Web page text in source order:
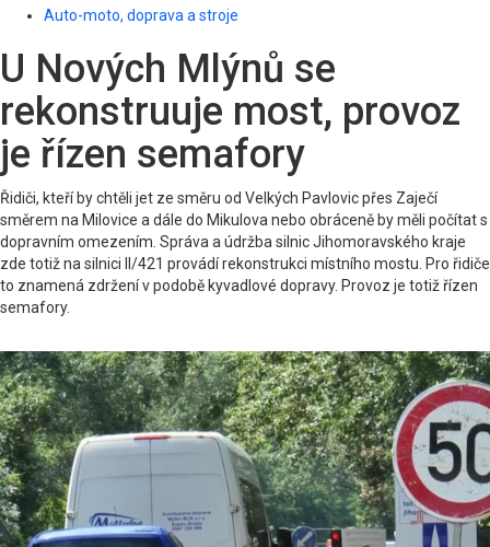
Auto-moto, doprava a stroje
U Nových Mlýnů se
rekonstruuje most, provoz
je řízen semafory
Řidiči, kteří by chtěli jet ze směru od Velkých Pavlovic přes Zaječí
směrem na Milovice a dále do Mikulova nebo obráceně by měli počítat s
dopravním omezením. Správa a údržba silnic Jihomoravského kraje
zde totiž na silnici II/421 provádí rekonstrukci místního mostu. Pro řidiče
to znamená zdržení v podobě kyvadlové dopravy. Provoz je totiž řízen
semafory.